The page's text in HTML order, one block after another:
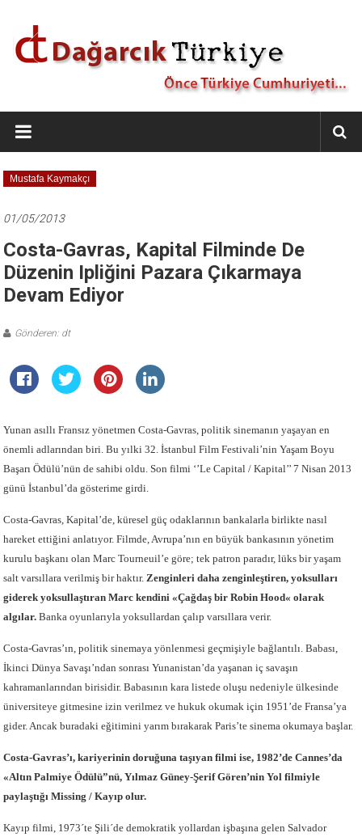
Dağarcık
Türkiye
Önce
Türkiye
Mustafa Kaymakçı
01/05/2013
Costa-Gavras, Kapital Filminde De
Düzenin Ipliğini Pazara Çıkarmaya
Devam Ediyor
Gönderen: dt
Yunan asıllı Fransız yönetmen Costa-Gavras, politik sinemanın yaşayan en
önemli adlarından biri. Bu yılki 32. İstanbul Film Festivali’nin Yaşam Boyu
Başarı Ödülü’nün de sahibi oldu. Son filmi ‘’Le Capital / Kapital’’ 7 Nisan 2013
günü İstanbul’da gösterime girdi.
Costa-Gavras, Kapital’de, küresel güç odaklarının bankalarla birlikte nasıl
hareket ettiğini anlatıyor. Filmde, Avrupa’nın en büyük bankasının yönetim
kurulu başkanı olan Marc Tourneuil’e göre; tek patron paradır, lüks bir yaşam
salt varsıllara verilmiş bir haktır.Zenginleri daha zenginleştiren, yoksulları
giderek yoksullaştıran Marc kendini «Çağdaş bir Robin Hood« olarak
algılar.Banka oyunlarıyla yoksullardan çalıp varsıllara verir.
Costa-Gavras’ın, politik sinemaya yönlenmesi geçmişiyle bağlantılı. Babası,
İkinci Dünya Savaşı’ndan sonrası Yunanistan’da yaşanan iç savaşın
kahramanlarından birisidir. Babasının kara listede oluşu nedeniyle ülkesinde
üniversiteye gitmesine izin verilmez ve hukuk okumak için 1951’de Fransa’ya
gider. Ancak buradaki eğitimini yarım bırakarak Paris’te sinema okumaya başlar.
Costa-Gavras’ı, kariyerinin doruğuna taşıyan filmi ise, 1982’de Cannes’da
«Altın Palmiye Ödülü”nü, Yılmaz Güney-Şerif Gören’nin Yol filmiyle
paylaştığı Missing / Kayıp olur.
Kayıp filmi, 1973´te Şili´de demokratik yollardan işbaşına gelen Salvador